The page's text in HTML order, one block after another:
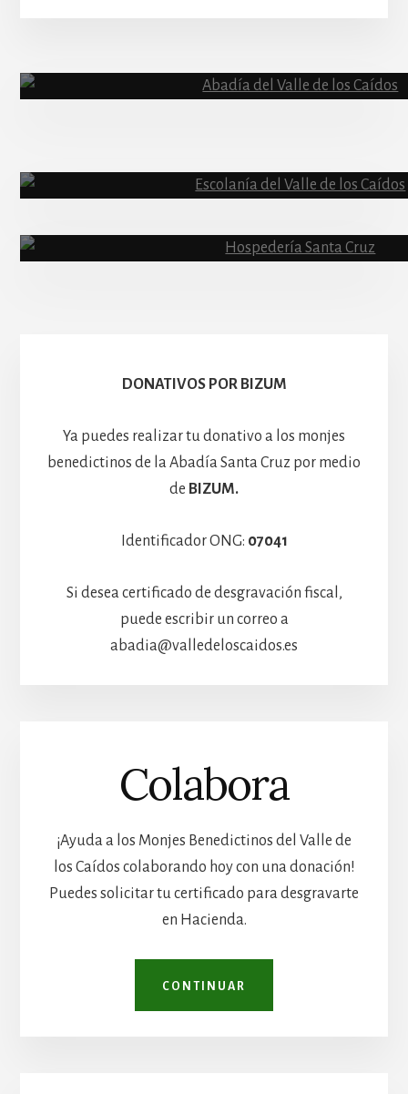
Content
Hospedería
DONATIVOS POR BIZUM
Ya puedes realizar tu donativo a los monjes
benedictinos de la Abadía Santa Cruz por medio
de BIZUM.
Identificador ONG: 07041
Si desea certificado de desgravación fiscal,
puede escribir un correo a
abadia@valledeloscaidos.es
Colabora
¡Ayuda a los Monjes Benedictinos del Valle de
los Caídos colaborando hoy con una donación!
Puedes solicitar tu certificado para desgravarte
en Hacienda.
CONTINUAR